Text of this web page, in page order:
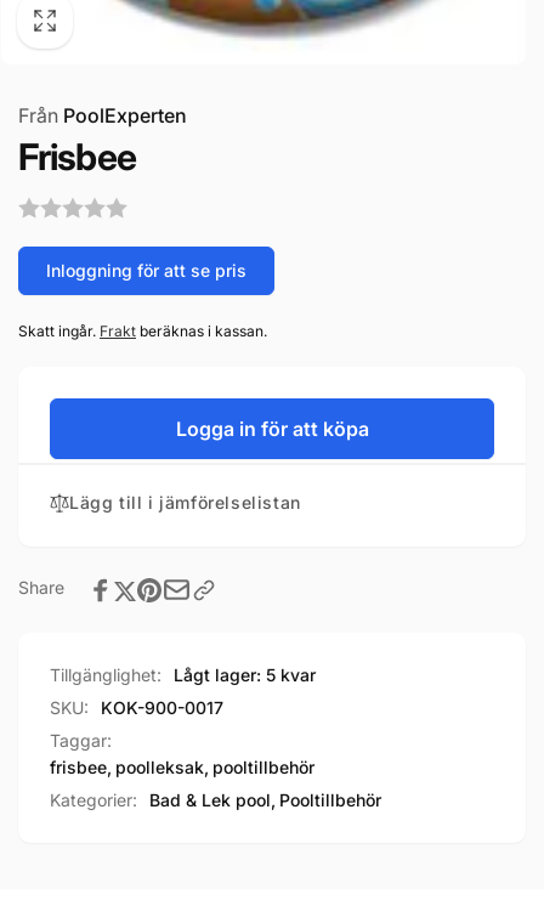
Från PoolExperten
Frisbee
Inloggning för att se pris
Skatt ingår. Frakt beräknas i kassan.
Logga in för att köpa
Lägg till i jämförelselistan
Share
Tillgänglighet:
Lågt lager: 5 kvar
SKU:
KOK-900-0017
Taggar:
frisbee, poolleksak, pooltillbehör
Kategorier:
Bad & Lek pool, Pooltillbehör